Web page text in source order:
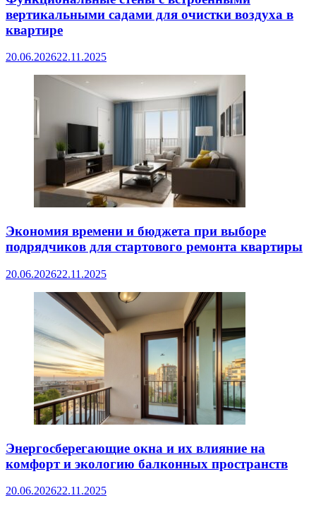
вертикальными садами для очистки воздуха в
квартире
20.06.202622.11.2025
Экономия времени и бюджета при выборе
подрядчиков для стартового ремонта квартиры
20.06.202622.11.2025
Энергосберегающие окна и их влияние на
комфорт и экологию балконных пространств
20.06.202622.11.2025